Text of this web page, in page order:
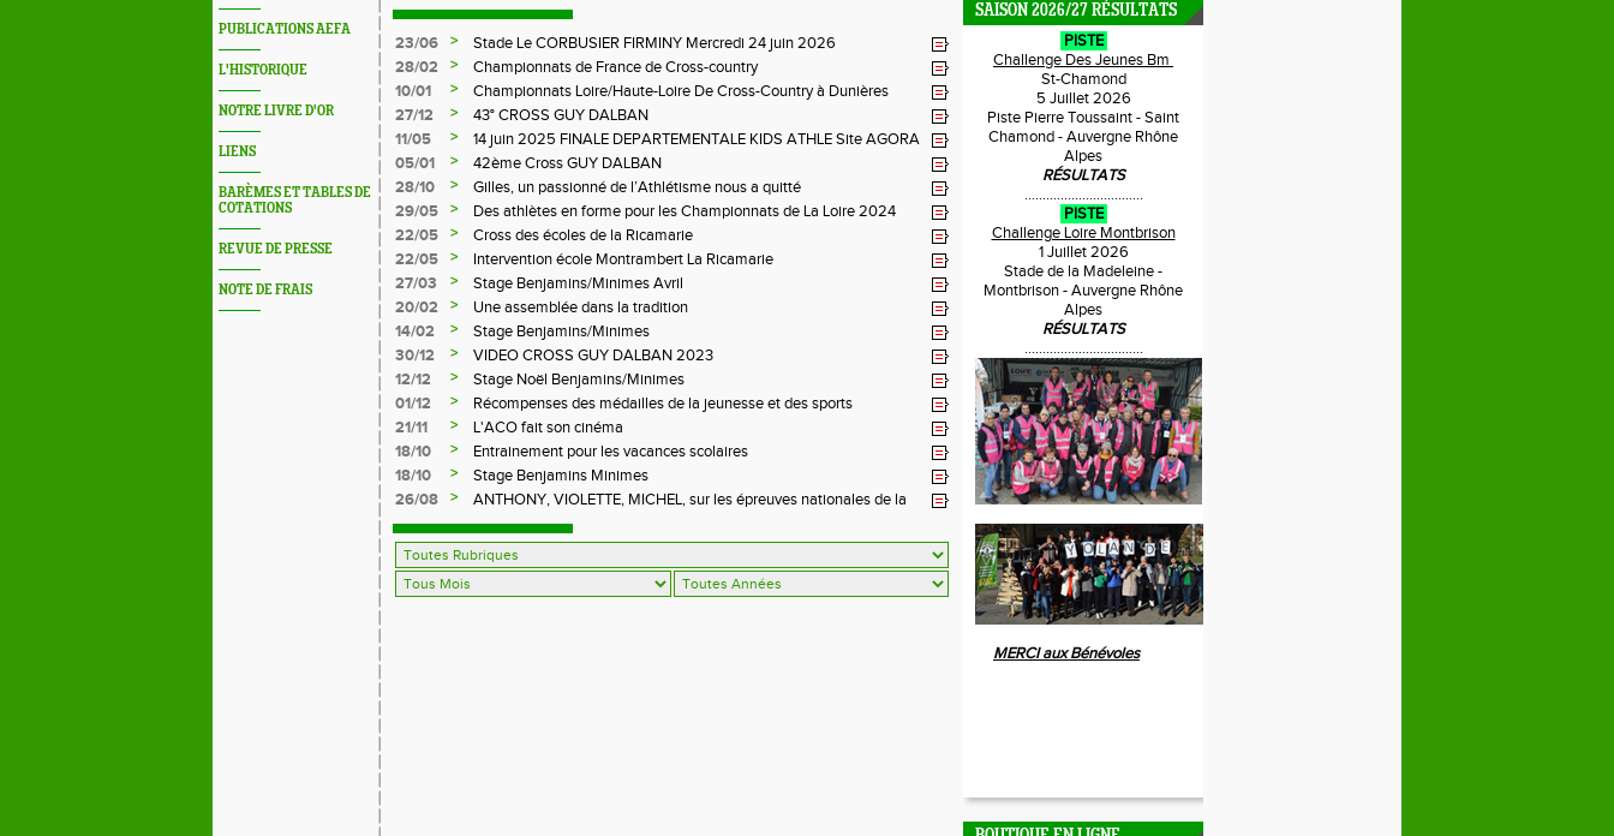
PUBLICATIONS AEFA
L'HISTORIQUE
NOTRE LIVRE D'OR
LIENS
BARÈMES ET TABLES DE
COTATIONS
REVUE DE PRESSE
NOTE DE FRAIS
23/06 >
Stade Le CORBUSIER FIRMINY Mercredi 24 juin 2026
28/02
>
Championnats de France de Cross-country
10/01
>
Championnats Loire/Haute-Loire De Cross-Country à Dunières
27/12
>
43° CROSS GUY DALBAN
11/05
>
14 juin 2025 FINALE DEPARTEMENTALE KIDS ATHLE Site AGORA
LE CHAMBON FEUGEROLLES
05/01 >
42ème Cross GUY DALBAN
28/10
>
Gilles, un passionné de l’Athlétisme nous a quitté
29/05
>
Des athlètes en forme pour les Championnats de La Loire 2024
22/05
>
Cross des écoles de la Ricamarie
22/05
>
Intervention école Montrambert La Ricamarie
27/03
>
Stage Benjamins/Minimes Avril
20/02
>
Une assemblée dans la tradition
14/02
>
Stage Benjamins/Minimes
30/12
>
VIDEO CROSS GUY DALBAN 2023
12/12
>
Stage Noël Benjamins/Minimes
01/12
>
Récompenses des médailles de la jeunesse et des sports
21/11
>
L'ACO fait son cinéma
18/10
>
Entrainement pour les vacances scolaires
18/10
>
Stage Benjamins Minimes
26/08
>
ANTHONY, VIOLETTE, MICHEL, sur les épreuves nationales de la
SAISON 2026/27 RÉSULTATS
PISTE
Challenge Des Jeunes Bm
St-Chamond
5 Juillet 2026
Piste Pierre Toussaint - Saint
Chamond - Auvergne Rhône
Alpes
RÉSULTATS
.................................
PISTE
Challenge Loire Montbrison
1 Juillet 2026
Stade de la Madeleine -
Montbrison - Auvergne Rhône
Alpes
RÉSULTATS
.................................
MERCI aux Bénévoles